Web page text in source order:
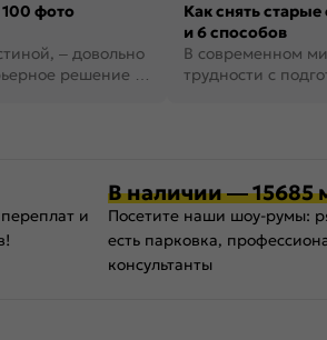
фото
– довольно
решение в
Как снять
и 6 способов
В современном
трудности с
и
В наличии — 15685
Посетите наши шоу-румы:
есть парковка,
консультанты